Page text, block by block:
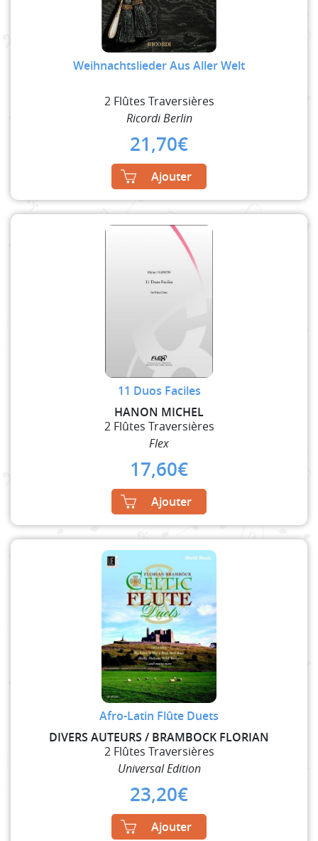
Weihnachtslieder Aus Aller Welt
2 Flûtes Traversières
Ricordi Berlin
21,70€
Ajouter
11 Duos Faciles
HANON MICHEL
2 Flûtes Traversières
Flex
17,60€
Ajouter
Afro-Latin Flûte Duets
DIVERS AUTEURS / BRAMBOCK FLORIAN
2 Flûtes Traversières
Universal Edition
23,20€
Ajouter